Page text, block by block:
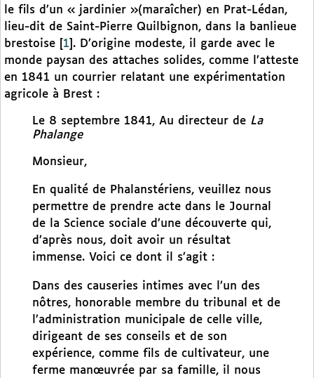
le fils d’un « jardinier »(maraîcher) en Prat-Lédan,
lieu-dit de Saint-Pierre Quilbignon, dans la banlieue
brestoise
1 . D’origine modeste, il garde avec le
monde paysan des attaches solides, comme l’atteste
en 1841 un courrier relatant une expérimentation
agricole à Brest :
Le 8 septembre 1841, Au directeur de La
Phalange
Monsieur,
En qualité de Phalanstériens, veuillez nous
permettre de prendre acte dans le Journal
de la Science sociale d’une découverte qui,
d’après nous, doit avoir un résultat
immense. Voici ce dont il s’agit :
Dans des causeries intimes avec l’un des
nôtres, honorable membre du tribunal et de
l’administration municipale de celle ville,
dirigeant de ses conseils et de son
expérience, comme fils de cultivateur, une
ferme manœuvrée par sa famille, il nous